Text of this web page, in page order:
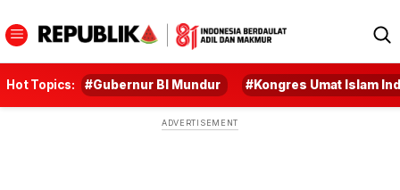
Hot Topics: #Gubernur BI Mundur #Kongres Umat Islam